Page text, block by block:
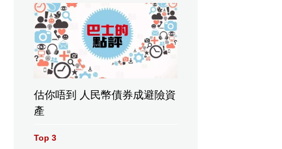
估你唔到 人民幣債券成避險資
產
Top 3